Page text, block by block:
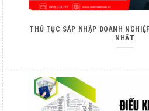
THỦ TỤC SÁP NHẬP DOANH
NHẤT